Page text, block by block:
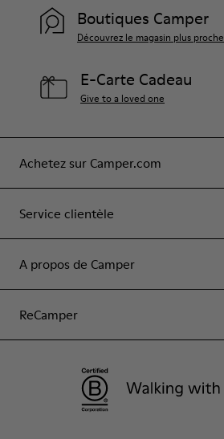
Achetez sur Camper.com
Service clientèle
A propos de Camper
ReCamper
Boutiques Camper
Découvrez le magasin plus proche
E-Carte Cadeau
Give to a loved one